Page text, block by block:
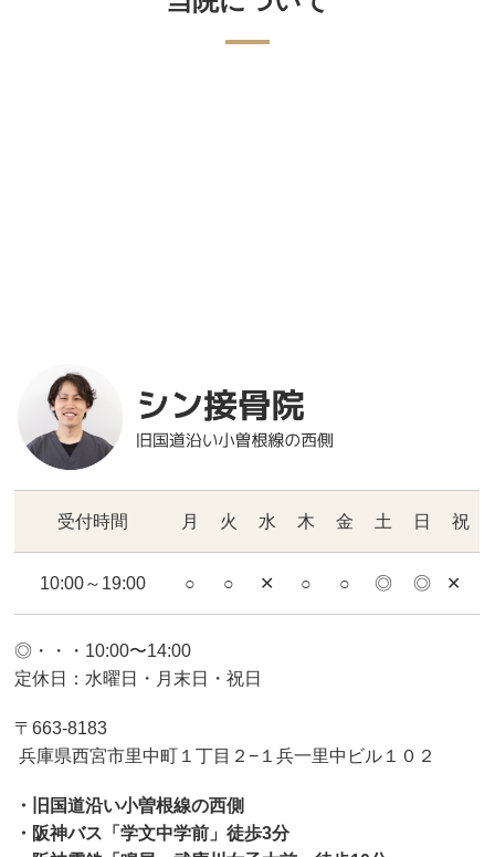
受付時間 月 火 水 木 金 土 日 祝
10:00～19:00 ○ ○ ✕ ○ ○ ◎ ◎ ✕
◎・・・10:00〜14:00
定休日：水曜日・月末日・祝日
〒663-8183
兵庫県西宮市里中町１丁目２−１兵一里中ビル１０２
・旧国道沿い小曽根線の西側
・阪神バス「学文中学前」徒歩3分